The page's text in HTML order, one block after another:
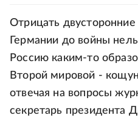
Отрицать
Германии до войны
Россию каким-то
Второй мировой -
отвечая на вопросы
секретарь президента